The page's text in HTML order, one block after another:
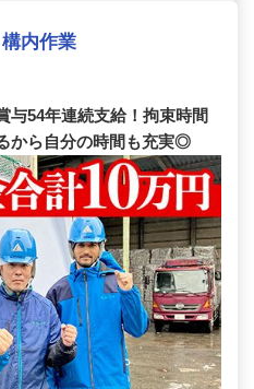
内作業
与54年連続支給！拘束時間
から自分の時間も充実◎